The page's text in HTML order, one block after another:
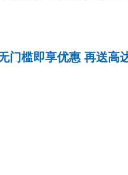
门槛即享优惠 再送高